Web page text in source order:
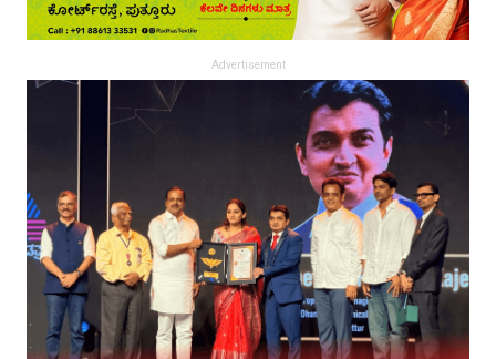
Advertisement